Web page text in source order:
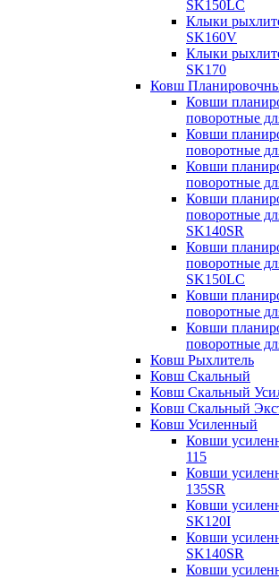
SK150LC
Клыки
SK160V
Клыки
SK170
Ковш
Ковши
поворотные
Ковши
поворотные
Ковши
поворотные
Ковши
поворотные
SK140SR
Ковши
поворотные
SK150LC
Ковши
поворотные
Ковши
поворотные
Ковш Рыхлитель
Ковш Скальный
Ковш Скальный
Ковш Скальный
Ковш Усиленный
Ковши
115
Ковши
135SR
Ковши
SK120I
Ковши
SK140SR
Ковши